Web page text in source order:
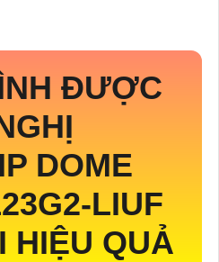
ĐƯỢC
DOME
LIUF
HIỆU QUẢ